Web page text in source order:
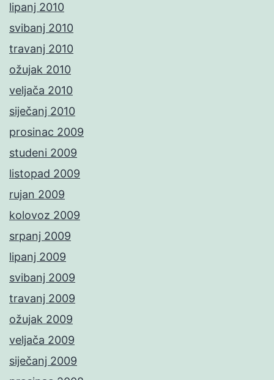
lipanj 2010
svibanj 2010
travanj 2010
ožujak 2010
veljača 2010
siječanj 2010
prosinac 2009
studeni 2009
listopad 2009
rujan 2009
kolovoz 2009
srpanj 2009
lipanj 2009
svibanj 2009
travanj 2009
ožujak 2009
veljača 2009
siječanj 2009